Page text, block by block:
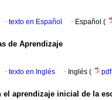
· texto en Español · Español (
de Aprendizaje
· texto en Inglés · Inglés ( pdf
aprendizaje inicial de la